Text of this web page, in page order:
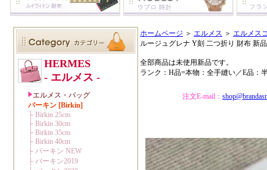
ホームページ ＞ エルメス ＞ エルメス
ルージュグレナ Y刻 二つ折り 財布 新品
全部商品は未使用新品です。
ランク：H品=本物：全手縫い／E品：
注文E-mail：